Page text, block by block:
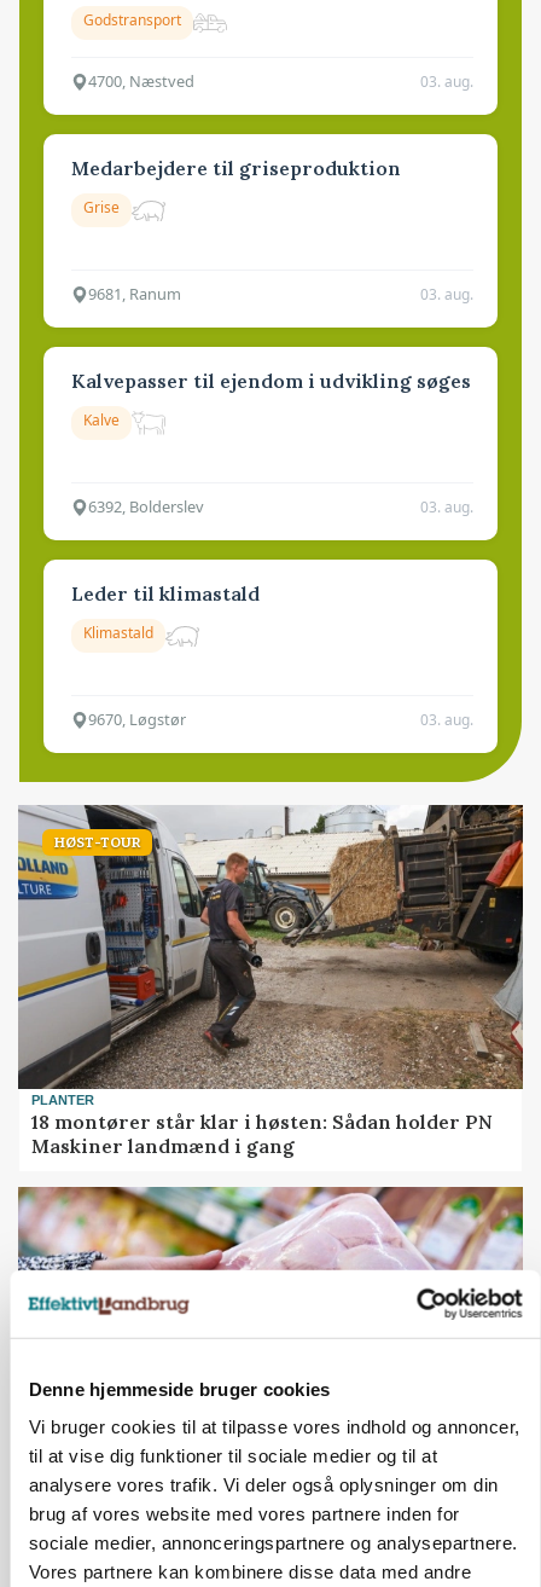
Denne hjemmeside bruger cookies
Vi bruger cookies til at tilpasse vores indhold og annoncer,
til at vise dig funktioner til sociale medier og til at
analysere vores trafik. Vi deler også oplysninger om din
brug af vores website med vores partnere inden for
sociale medier, annonceringspartnere og analysepartnere.
Vores partnere kan kombinere disse data med andre
Godstransport
4700, Næstved 03. aug.
Medarbejdere til griseproduktion
Grise
9681, Ranum 03. aug.
Kalvepasser til ejendom i udvikling søges
Kalve
6392, Bolderslev 03. aug.
Leder til klimastald
Klimastald
9670, Løgstør 03. aug.
HØST-TOUR
PLANTER
18 montører står klar i høsten: Sådan holder PN
Maskiner landmænd i gang
MARKEDSFOKUS
Prisgab på 20 kroner pr. kg vokser: Polsk kylling
presser markedet